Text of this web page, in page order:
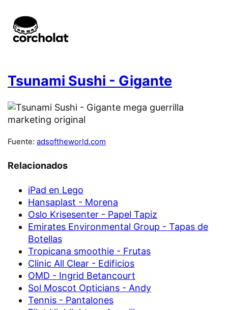
Tsunami Sushi - Gigante
Fuente: adsoftheworld.com
Relacionados
iPad en Lego
Hansaplast - Morena
Oslo Krisesenter - Papel Tapiz
Emirates Environmental Group - Tapas de
Botellas
Tropicana smoothie - Frutas
Clinic All Clear - Edificios
OMD - Ingrid Betancourt
Sol Moscot Opticians - Andy
Tennis - Pantalones